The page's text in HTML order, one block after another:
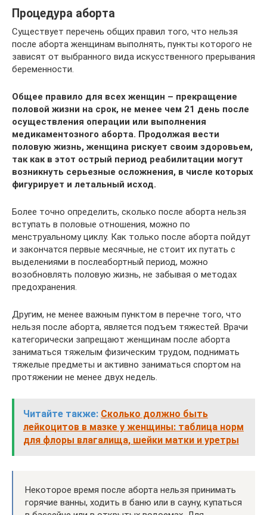
Процедура аборта
Существует перечень общих правил того, что нельзя
после аборта женщинам выполнять, пункты которого не
зависят от выбранного вида искусственного прерывания
беременности.
Общее правило для всех женщин – прекращение
половой жизни на срок, не менее чем 21 день после
осуществления операции или выполнения
медикаментозного аборта. Продолжая вести
половую жизнь, женщина рискует своим здоровьем,
так как в этот острый период реабилитации могут
возникнуть серьезные осложнения, в числе которых
фигурирует и летальный исход.
Более точно определить, сколько после аборта нельзя
вступать в половые отношения, можно по
менструальному циклу. Как только после аборта пойдут
и закончатся первые месячные, не стоит их путать с
выделениями в послеабортный период, можно
возобновлять половую жизнь, не забывая о методах
предохранения.
Другим, не менее важным пунктом в перечне того, что
нельзя после аборта, является подъем тяжестей. Врачи
категорически запрещают женщинам после аборта
заниматься тяжелым физическим трудом, поднимать
тяжелые предметы и активно заниматься спортом на
протяжении не менее двух недель.
Читайте также: Сколько должно быть
лейкоцитов в мазке у женщины: таблица норм
для флоры влагалища, шейки матки и уретры
Некоторое время после аборта нельзя принимать
горячие ванны, ходить в баню или в сауну, купаться